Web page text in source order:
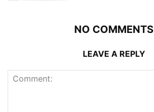
NO COMMENTS
LEAVE A REPLY